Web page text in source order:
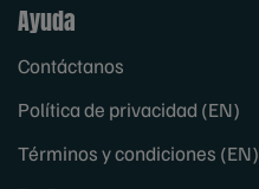
Ayuda
Contáctanos
Política de privacidad (EN)
Términos y condiciones (EN)